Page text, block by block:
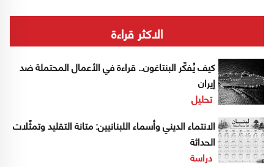
الاكثر قراءة
كيف يُفكّر البنتاغون.. قراءة في الأعمال المحتملة ضد
إيران
تحليل
الانتماء الديني وأسماء اللبنانيين: متانة التقليد وتمثّلات
الحداثة
دراسة